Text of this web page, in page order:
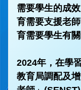
需要學生的成
育需要支援老
育需要學生有關
2024年，在學
教育局調配及